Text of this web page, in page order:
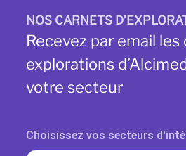
NOS CARNETS
Recevez par email
explorations
votre secteur
Choisissez vos secteurs